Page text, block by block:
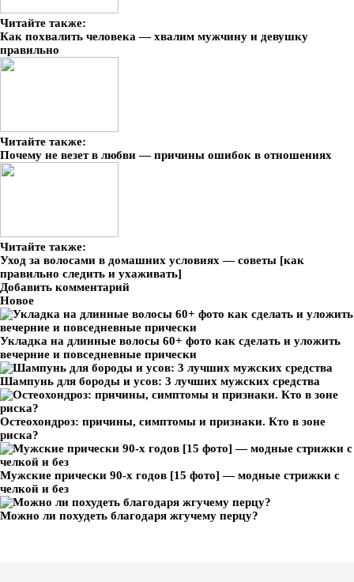
Читайте также:
Как похвалить человека — хвалим мужчину и девушку
правильно
Читайте также:
Почему не везет в любви — причины ошибок в отношениях
Читайте также:
Уход за волосами в домашних условиях — советы [как
правильно следить и ухаживать]
Добавить комментарий
Новое
Укладка на длинные волосы 60+ фото как сделать и уложить
вечерние и повседневные прически
Шампунь для бороды и усов: 3 лучших мужских средства
Остеохондроз: причины, симптомы и признаки. Кто в зоне
риска?
Мужские прически 90-х годов [15 фото] — модные стрижки с
челкой и без
Можно ли похудеть благодаря жгучему перцу?